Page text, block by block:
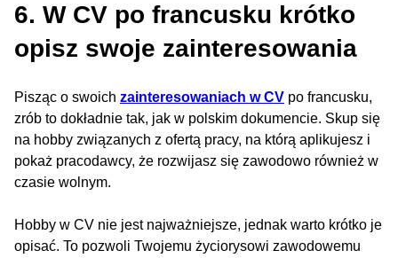
6. W CV po francusku krótko
opisz swoje zainteresowania
Pisząc o swoich zainteresowaniach w CV po francusku,
zrób to dokładnie tak, jak w polskim dokumencie. Skup się
na hobby związanych z ofertą pracy, na którą aplikujesz i
pokaż pracodawcy, że rozwijasz się zawodowo również w
czasie wolnym.
Hobby w CV nie jest najważniejsze, jednak warto krótko je
opisać. To pozwoli Twojemu życiorysowi zawodowemu